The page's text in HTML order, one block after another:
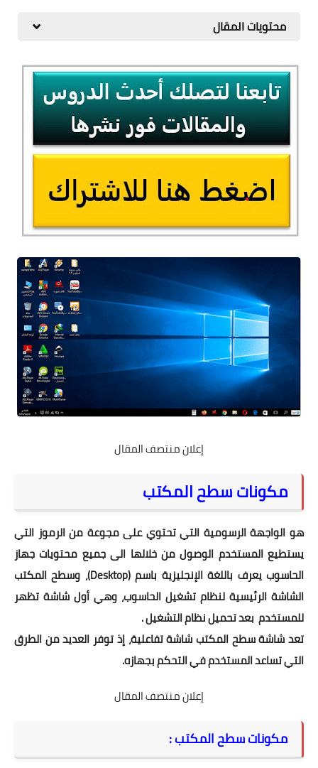
محتويات المقال
إعلان منتصف المقال
مكونات سطح المكتب
هو الواجهة الرسومية التي تحتوي على مجوعة من الرموز التي
يستطيع المستخدم الوصول من خلالها الى جميع محتويات جهاز
الحاسوب يعرف باللغة الإنجليزية باسم (Desktop)، وسطح المكتب
الشاشة الرئيسية لنظام تشغيل الحاسوب، وهي أول شاشة تظهر
للمستخدم بعد تحميل نظام التشغيل .
تعد شاشة سطح المكتب شاشة تفاعلية، إذ توفر العديد من الطرق
التي تساعد المستخدم في التحكم بجهازه.
إعلان منتصف المقال
مكونات سطح المكتب :